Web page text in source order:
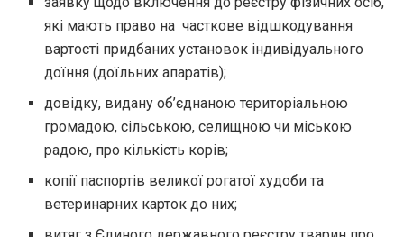
які мають право на часткове відшкодування
вартості придбаних установок індивідуального
доїння (доїльних апаратів);
довідку, видану об’єднаною територіальною
громадою, сільською, селищною чи міською
радою, про кількість корів;
копії паспортів великої рогатої худоби та
ветеринарних карток до них;